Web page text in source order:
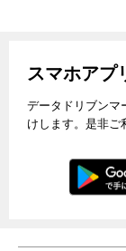
スマホアプ
データドリブンマ
けします。是非ご